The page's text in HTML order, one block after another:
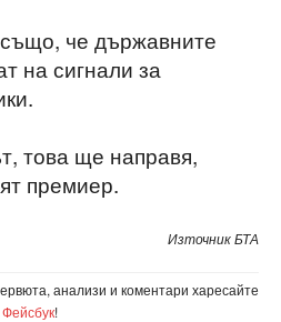
че държавните
на сигнали за
това ще направя,
премиер.
Източник БТА
анализи и коментари харесайте
!